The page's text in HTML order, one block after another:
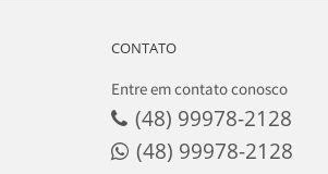
CONTATO
Entre em contato conosco
(48) 99978-2128
(48) 99978-2128